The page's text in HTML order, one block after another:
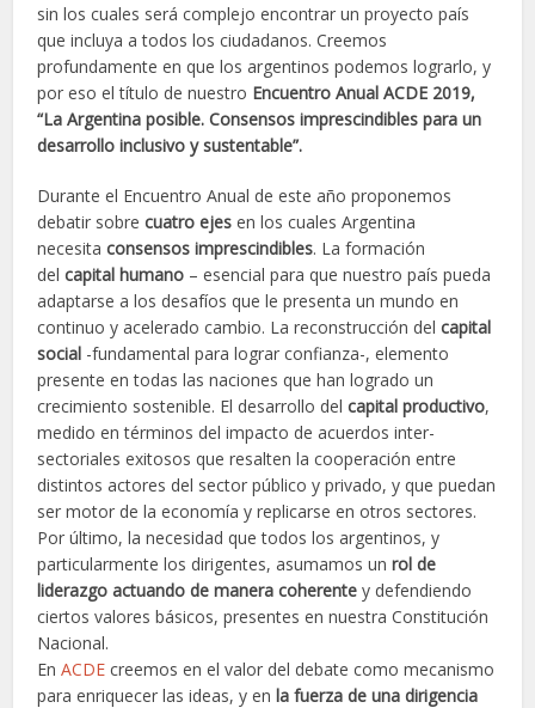
sin los cuales será complejo encontrar un proyecto país
que incluya a todos los ciudadanos. Creemos
profundamente en que los argentinos podemos lograrlo, y
por eso el título de nuestro Encuentro Anual ACDE 2019,
“La Argentina posible. Consensos imprescindibles para un
desarrollo inclusivo y sustentable”.
Durante el Encuentro Anual de este año proponemos
debatir sobrecuatro ejes en los cuales Argentina
necesitaconsensos imprescindibles. La formación
delcapital humano – esencial para que nuestro país pueda
adaptarse a los desafíos que le presenta un mundo en
continuo y acelerado cambio. La reconstrucción delcapital
social -fundamental para lograr confianza-, elemento
presente en todas las naciones que han logrado un
crecimiento sostenible. El desarrollo delcapital productivo,
medido en términos del impacto de acuerdos inter-
sectoriales exitosos que resalten la cooperación entre
distintos actores del sector público y privado, y que puedan
ser motor de la economía y replicarse en otros sectores.
Por último, la necesidad que todos los argentinos, y
particularmente los dirigentes, asumamos unrol de
liderazgo actuando de manera coherente y defendiendo
ciertos valores básicos, presentes en nuestra Constitución
Nacional.
EnACDE creemos en el valor del debate como mecanismo
para enriquecer las ideas, y enla fuerza de una dirigencia